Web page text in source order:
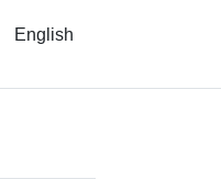
English